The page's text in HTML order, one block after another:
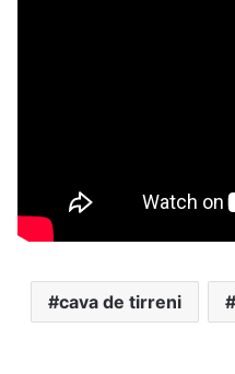
cava de tirreni